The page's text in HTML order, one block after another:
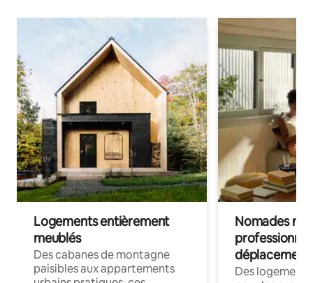
Logements entièrement
meublés
Des cabanes de montagne
paisibles aux appartements
Nomades
déplacement
Des